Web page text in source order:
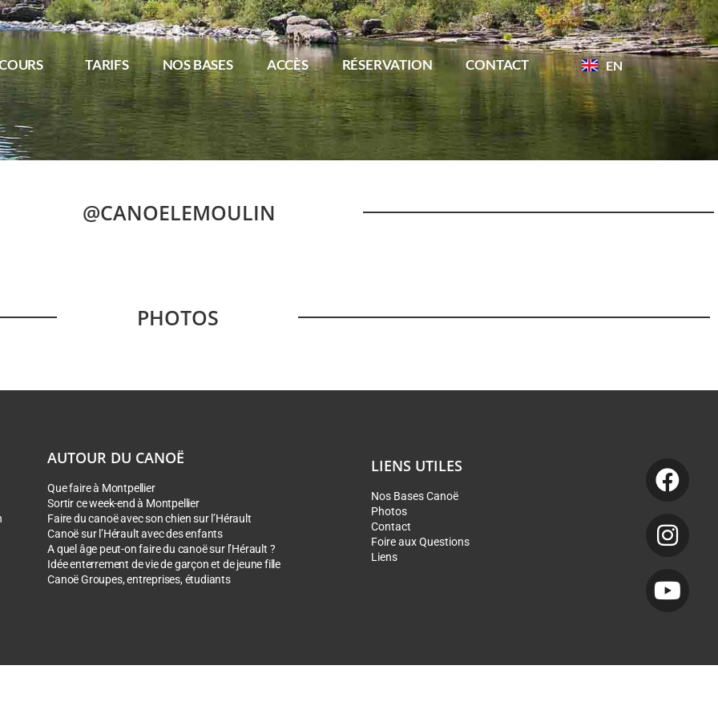
TARIFS NOS BASES ACCÈS RÉSERVATION CONTACT EN
@CANOELEMOULIN
PHOTOS
AUTOUR DU CANOË
Que faire à Montpellier
Sortir ce week-end à Montpellier
Faire du canoë avec son chien sur l’Hérault
Canoë sur l’Hérault avec des enfants
A quel âge peut-on faire du canoë sur l’Hérault ?
Idée enterrement de vie de garçon et de jeune fille
Canoë Groupes, entreprises, étudiants
LIENS UTILES
Nos Bases Canoë
Photos
Contact
Foire aux Questions
Liens